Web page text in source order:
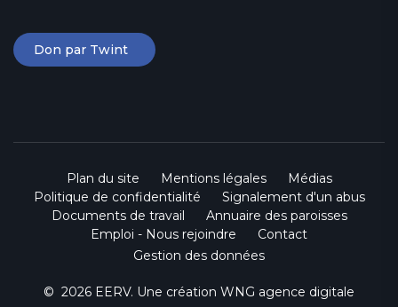
Don par Twint
Plan du site Mentions légales
Médias
Politique de confidentialité
Signalement d'un abus
Documents de travail
Annuaire des paroisses
Emploi - Nous rejoindre
Contact
Gestion des données
© 2026 EERV. Une création WNG agence digitale